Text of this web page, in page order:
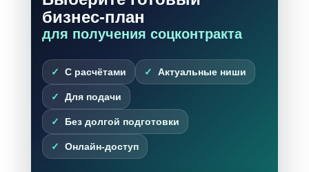
бизнес-план
для получения соцконтракта
С расчётами Актуальные ниши
Для подачи
Без долгой подготовки
Онлайн-доступ